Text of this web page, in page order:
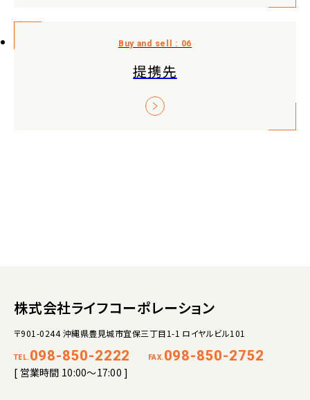
提携先
株式会社ライフコーポレーション
〒901-0244 沖縄県豊見城市宜保三丁目1-1 ロイヤルビル101
TEL. 098-850-2222 FAX. 098-850-2752
[ 営業時間 10:00～17:00 ]